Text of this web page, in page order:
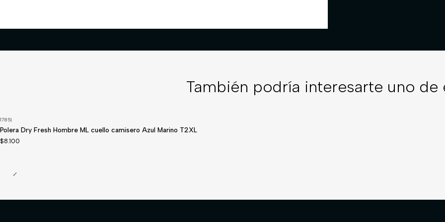
También podría interesarte uno de
1785|
Polera Dry Fresh Hombre ML cuello camisero Azul Marino T2XL
$8.100